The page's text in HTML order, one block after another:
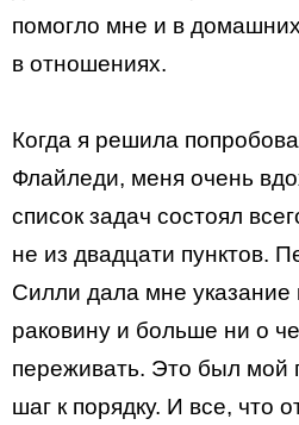
помогло мне и в
в отношениях.
Когда я решила
Флайледи, меня очень
список задач состоял
не из двадцати пунктов.
Силли дала мне
раковину и больше ни о
переживать. Это был мой
шаг к порядку. И все, что